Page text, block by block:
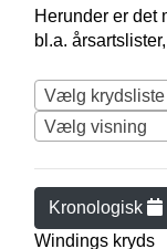
Herunder er det
bl.a.
Vælg krydsliste
Vælg visning
Kronologisk
Windings kryds